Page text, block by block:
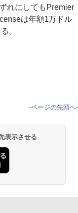
れにしてもPremier
は年額1万ドル
。
-ページの先頭へ-
表示させる